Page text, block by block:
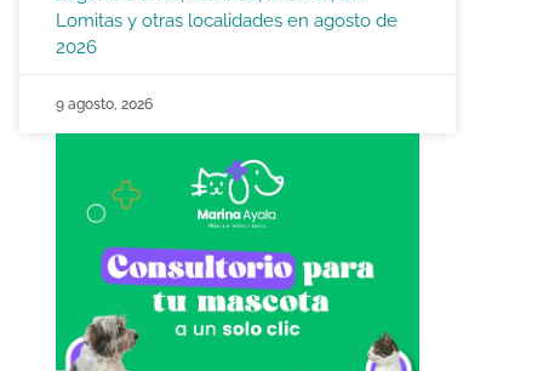
Lomitas y otras localidades en agosto de
2026
9 agosto, 2026